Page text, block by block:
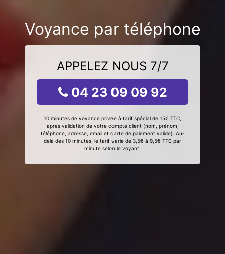
Voyance par téléphone
APPELEZ NOUS 7/7
04 23 09 09 92
10 minutes de voyance privée à tarif spécial de 15€ TTC,
après validation de votre compte client (nom, prénom,
téléphone, adresse, email et carte de paiement valide). Au-
delà des 10 minutes, le tarif varie de 3,5€ à 9,5€ TTC par
minute selon le voyant.